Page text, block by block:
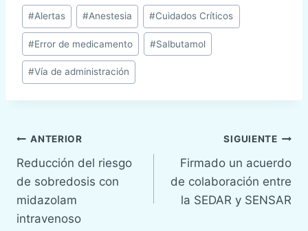
Etiquetas
de
la
entrada:
#Alertas #Anestesia #Cuidados Críticos
#Error de medicamento #Salbutamol
#Vía de administración
Navegación
de
entradas
ANTERIOR
Reducción del riesgo
de sobredosis con
midazolam
intravenoso
SIGUIENTE
Firmado un acuerdo
de colaboración entre
la SEDAR y SENSAR